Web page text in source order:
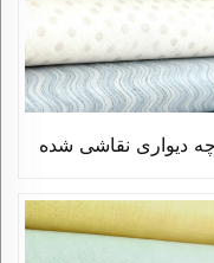
دیواری نقاشی شده